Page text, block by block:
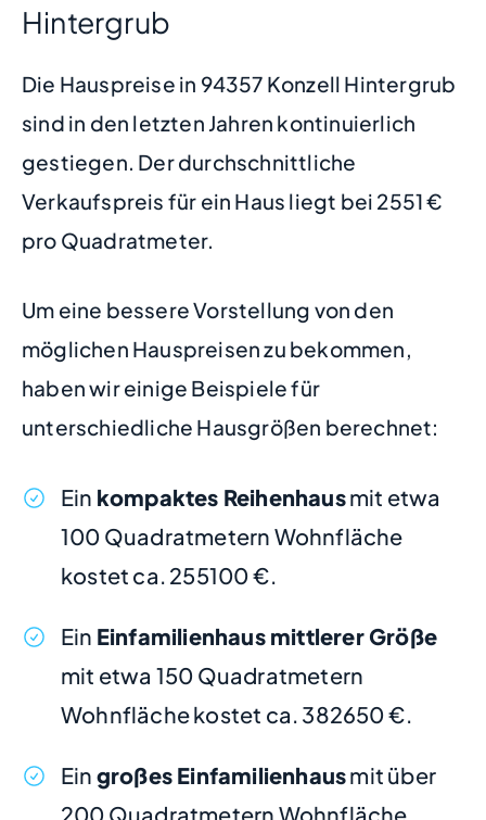
Hintergrub
Die Hauspreise in 94357 Konzell Hintergrub
sind in den letzten Jahren kontinuierlich
gestiegen. Der durchschnittliche
Verkaufspreis für ein Haus liegt bei 2551 €
pro Quadratmeter.
Um eine bessere Vorstellung von den
möglichen Hauspreisen zu bekommen,
haben wir einige Beispiele für
unterschiedliche Hausgrößen berechnet:
Ein kompaktes Reihenhausmit etwa
100 Quadratmetern Wohnfläche
kostet ca. 255100 €.
Ein Einfamilienhaus mittlerer Größe
mit etwa 150 Quadratmetern
Wohnfläche kostet ca. 382650 €.
Ein großes Einfamilienhausmit über
200 Quadratmetern Wohnfläche